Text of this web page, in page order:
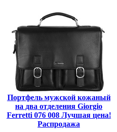
Портфель мужской кожаный
на два отделения Giorgio
Ferretti 076 008 Лучшая цена!
Распродажа